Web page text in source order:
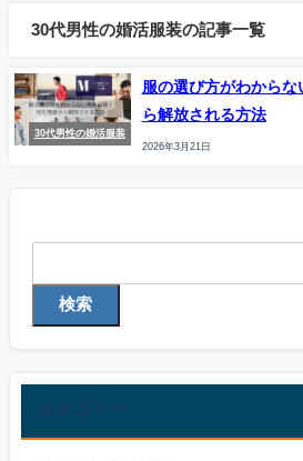
30代男性の婚活服装の記事一覧
30代男性の婚活服装
服の選び方がわから
ら解放される方法
2026年3月21日
検索
カテゴリー